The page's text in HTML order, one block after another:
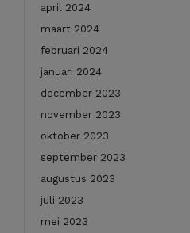
april 2024
maart 2024
februari 2024
januari 2024
december 2023
november 2023
oktober 2023
september 2023
augustus 2023
juli 2023
mei 2023